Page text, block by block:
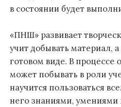
в состоянии будет
«ПНШ» развивает
учит добывать материал, а
готовом виде. В процессе
может побывать в роли
научится пользоваться
него знаниями, умениями